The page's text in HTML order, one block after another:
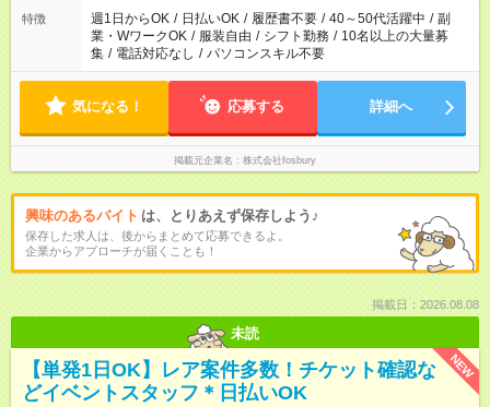
特徴 週1日からOK / 日払いOK / 履歴書不要 / 40～50代活躍中 / 副
業・WワークOK / 服装自由 / シフト勤務 / 10名以上の大量募
集 / 電話対応なし / パソコンスキル不要
気になる！ 応募する 詳細へ
掲載元企業名 株式会社fosbury
興味のあるバイト は、とりあえず保存しよう♪
保存した求人は、後からまとめて応募できるよ。
企業からアプローチが届くことも！
掲載日：2026.08.08
未読
NEW
【単発1日OK】レア案件多数！チケット確認な
どイベントスタッフ＊日払いOK